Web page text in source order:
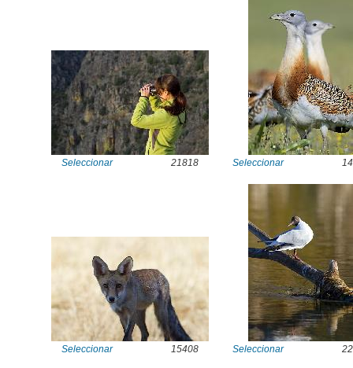
Seleccionar 21818 Seleccionar
Seleccionar 15408 Seleccionar